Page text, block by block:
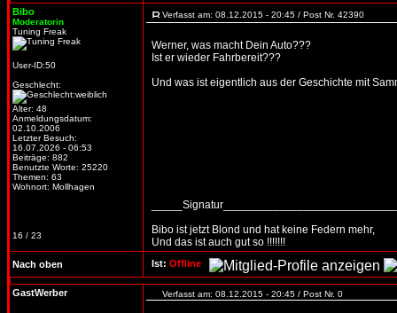
Bibo
Moderatorin
Tuning Freak
User-ID:50
Geschlecht:
Alter: 48
Anmeldungsdatum:
02.10.2006
Letzter Besuch:
16.07.2026 - 06:53
Beiträge: 882
Benutzte Worte: 25220
Themen: 63
Wohnort: Mollhagen
16 / 23
Verfasst am: 08.12.2015 - 20:45 / Post Nr. 42390
Werner, was macht Dein Auto???
Ist er wieder Fahrbereit???
Und was ist eigentlich aus der Geschichte mit
Bibo ist jetzt Blond und hat keine Federn mehr,
Und das ist auch gut so !!!!!!!
Nach oben Ist: Offline
GastWerber Verfasst am: 08.12.2015 - 20:45 / Post Nr. 0